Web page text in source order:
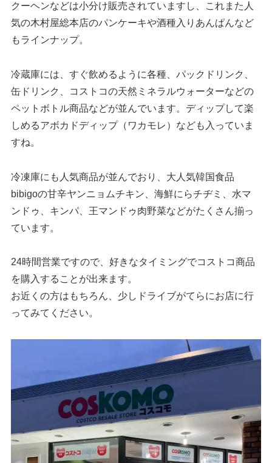
クーヘンなどは小分け販売されていますし、これまた人
気の木村屋総本店のパンケーキや酒種入りあんぱんなど
もラインナップ。
冷蔵庫には、すぐ飲めるように各種、パックドリンク、
缶ドリンク、コストコの天然ミネラルウォーターなどの
ペットボトル商品などが並んでいます。ディップして楽
しめるアボカドディップ（ワカモレ）なども入っていま
すね。
冷凍庫にも人気商品が並んでおり、大人気韓国食品
bibigoの甘辛ヤンニョムチキン、海鮮にらチヂミ、水マ
ンドゥ、キンパ、王マンドゥ肉野菜などがたくさん揃っ
ています。
24時間営業ですので、好きなタイミングでコストコ商品
を購入することが出来ます。
お近くの方はもちろん、少しドライブがてらにお店に行
ってみてください。